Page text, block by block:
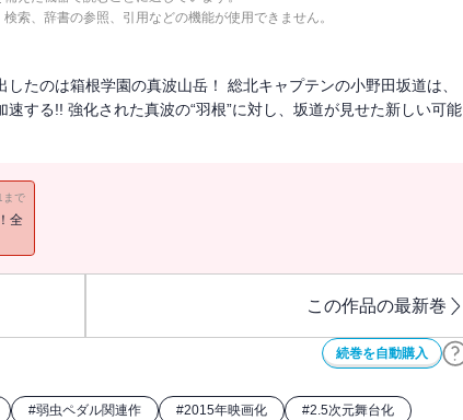
索、辞書の参照、引用などの機能が使用できません。
たのは箱根学園の真波山岳！ 総北キャプテンの小野田坂道は、
する!! 強化された真波の“羽根”に対し、坂道が見せた新しい可能
まで
全
この作品の最新巻
続巻を自動購入
#弱虫ペダル関連作 #2015年映画化 #2.5次元舞台化